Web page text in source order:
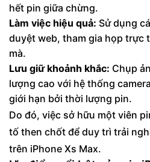
hết pin giữa chừng.
Làm việc hiệu quả: Sử dụng
duyệt web, tham gia họp trực
mà.
Lưu giữ khoảnh khắc: Chụp
lượng cao với hệ thống
giới hạn bởi thời lượng pin.
Do đó, việc sở hữu một viên
tố then chốt để duy trì trải
trên iPhone Xs Max.